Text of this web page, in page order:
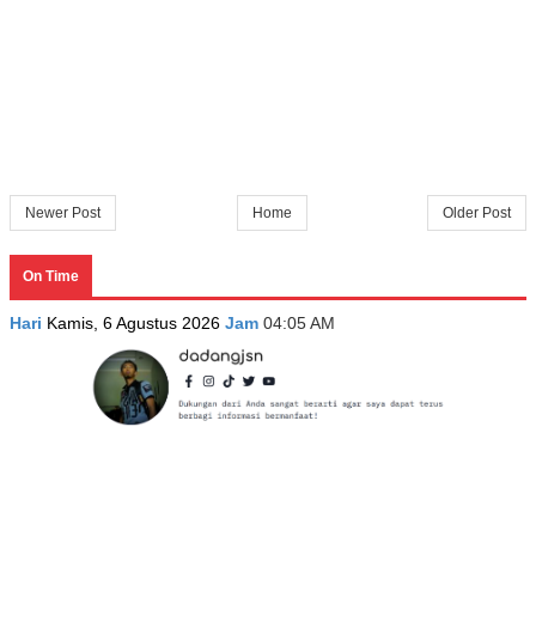
Newer Post Older Post
Home
On Time
Hari Kamis, 6 Agustus 2026 Jam 04:05 AM